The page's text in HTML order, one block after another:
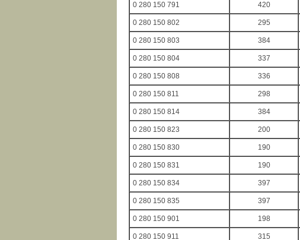
0 280 150 791 420
0 280 150 802 295
0 280 150 803 384
0 280 150 804 337
0 280 150 808 336
0 280 150 811 298
0 280 150 814 384
0 280 150 823 200
0 280 150 830 190
0 280 150 831 190
0 280 150 834 397
0 280 150 835 397
0 280 150 901 198
0 280 150 911 315